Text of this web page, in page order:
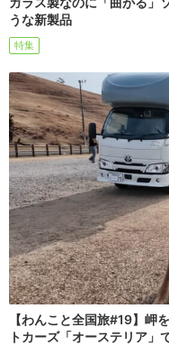
うな新製品
特集
【わんこと全国旅#19】岬
トカーズ「オーステリア」